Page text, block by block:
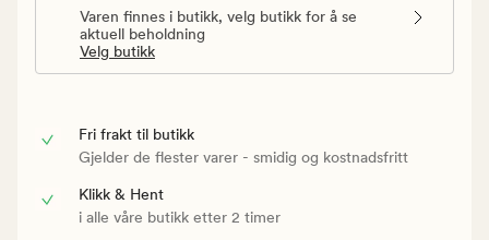
Varen finnes i butikk, velg butikk for å se
aktuell beholdning
Velg butikk
Fri frakt til butikk
Gjelder de flester varer - smidig og kostnadsfritt
Klikk & Hent
i alle våre butikk etter 2 timer